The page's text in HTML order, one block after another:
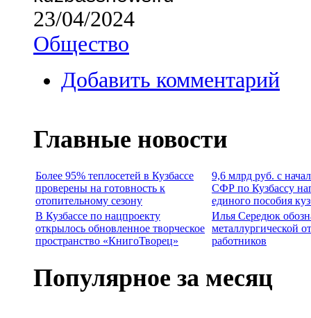
23/04/2024
Общество
Добавить комментарий
Главные новости
Более 95% теплосетей в Кузбассе
проверены на готовность к
отопительному сезону
9,6 млрд руб. с
СФР по Кузбассу
единого пособия
В Кузбассе по нацпроекту
открылось обновленное творческое
пространство «КнигоТворец»
Илья Середюк
металлургической
работников
Популярное за месяц